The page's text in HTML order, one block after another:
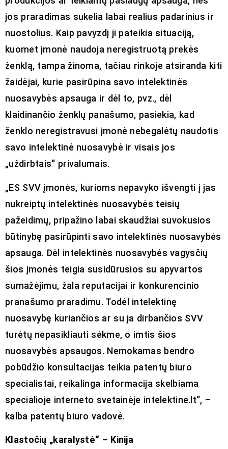
jos praradimas sukelia labai realius padarinius ir
nuostolius. Kaip pavyzdį ji pateikia situaciją,
kuomet įmonė naudoja neregistruotą prekės
ženklą, tampa žinoma, tačiau rinkoje atsiranda kiti
žaidėjai, kurie pasirūpina savo intelektinės
nuosavybės apsauga ir dėl to, pvz., dėl
klaidinančio ženklų panašumo, pasiekia, kad
ženklo neregistravusi įmonė nebegalėtų naudotis
savo intelektinė nuosavybė ir visais jos
„uždirbtais“ privalumais.
„ES SVV įmonės, kurioms nepavyko išvengti į jas
nukreiptų intelektinės nuosavybės teisių
pažeidimų, pripažino labai skaudžiai suvokusios
būtinybę pasirūpinti savo intelektinės nuosavybės
apsauga. Dėl intelektinės nuosavybės vagysčių
šios įmonės teigia susidūrusios su apyvartos
sumažėjimu, žala reputacijai ir konkurencinio
pranašumo praradimu. Todėl intelektinę
nuosavybę kuriančios ar su ja dirbančios SVV
turėtų nepasikliauti sėkme, o imtis šios
nuosavybės apsaugos. Nemokamas bendro
pobūdžio konsultacijas teikia patentų biuro
specialistai, reikalinga informacija skelbiama
specialioje interneto svetainėje intelektine.lt“, –
kalba patentų biuro vadovė.
Klastočių „karalystė“ – Kinija